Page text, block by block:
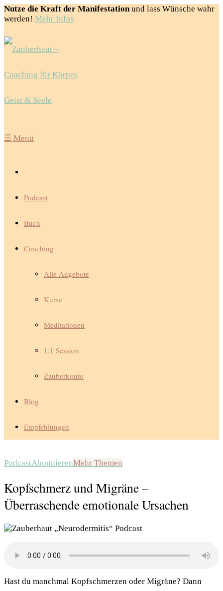
Nutze die Kraft der Manifestationund lass Wünsche wahr
werden! Mehr Infos
☰ Menü
Podcast
Buch
Coaching
Alle Angebote
Kurse
Meditationen
1:1 Session
Zauberkonto
Blog
Empfehlungen
PodcastAbonnierenMehr Themen
Kopfschmerz und Migräne –
Überraschende emotionale Ursachen
Hast du manchmal Kopfschmerzen oder Migräne? Dann